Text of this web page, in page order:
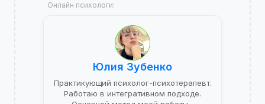
Онлайн психологи:
Юлия Зубенко
Практикующий психолог-психотерапевт.
Работаю в интегративном подходе.